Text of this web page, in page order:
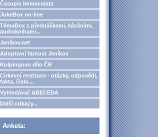
Časopis Immaculata
JukeBox on-line
TémaBox s přednáškami, kázáními,
audioknihami...
Jeníkov.net
Adoptivní farnost Jeníkov
Kolpingovo dílo ČR
Církevní restituce - otázky, odpovědi,
fakta, čísla....
Vyhledávač ABECEDA
Další odkazy...
Anketa: